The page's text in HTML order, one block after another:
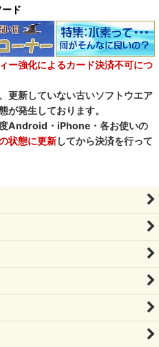
ド
ー強化によるカード決済不可につ
更新していない古いソフトウエア
が発生しております。
Android・iPhone・各お使いの
状態に更新してから決済を行って